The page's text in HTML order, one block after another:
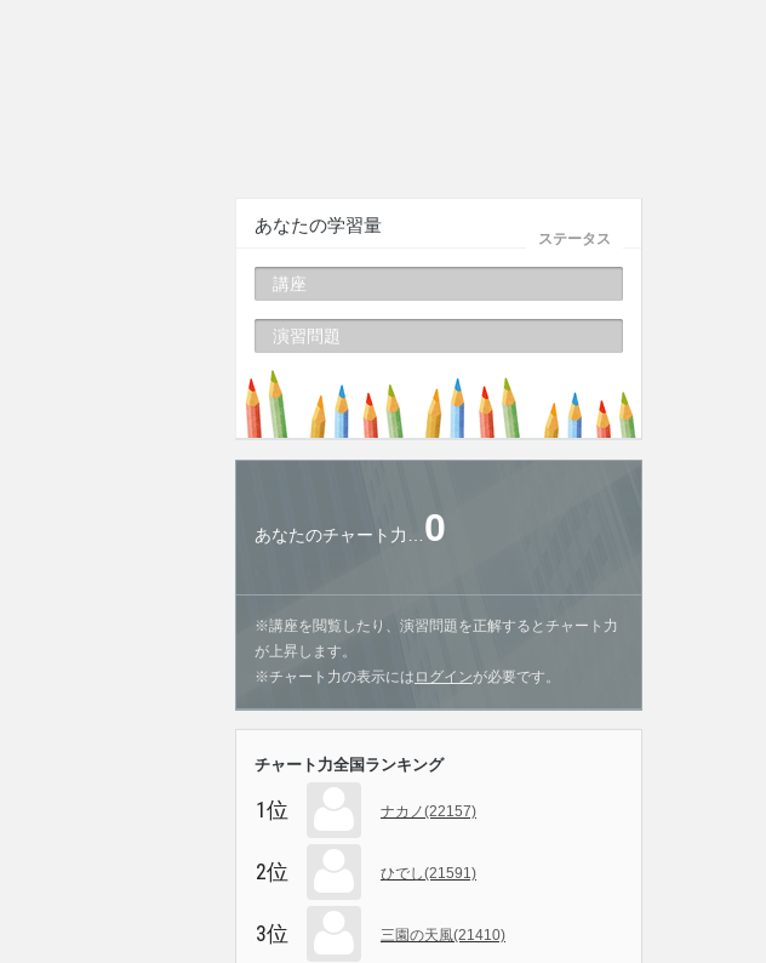
ステータス
あなたの学習量
講座
演習問題
あなたのチャート力… 0
※講座を閲覧したり、演習問題を正解するとチャート力
が上昇します。
※チャート力の表示には ログインが必要です。
チャート力全国ランキング
1位 ナカノ(22157)
2位 ひでし(21591)
3位 三園の天風(21410)